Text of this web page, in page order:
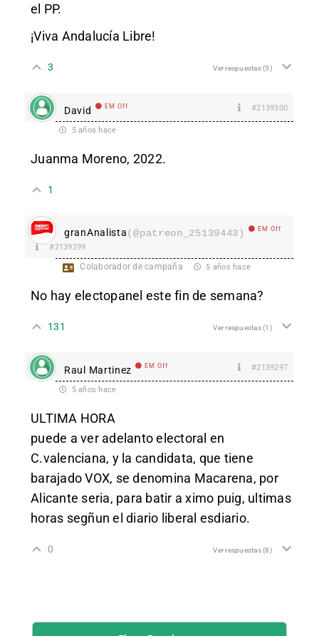
el PP.
¡Viva Andalucía Libre!
3 Ver respuestas(5)
David EM Off #2139300
5 años hace
Juanma Moreno, 2022.
1
granAnalista(@patreon_25139443) EM Off
#2139299
Colaborador de campaña 5 años hace
No hay electopanel este fin de semana?
131 Ver respuestas(1)
Raul Martinez EM Off #2139297
5 años hace
ULTIMA HORA
puede a ver adelanto electoral en
C.valenciana, y la candidata, que tiene
barajado VOX, se denomina Macarena, por
Alicante seria, para batir a ximo puig, ultimas
horas segñun el diario liberal esdiario.
0 Ver respuestas(8)